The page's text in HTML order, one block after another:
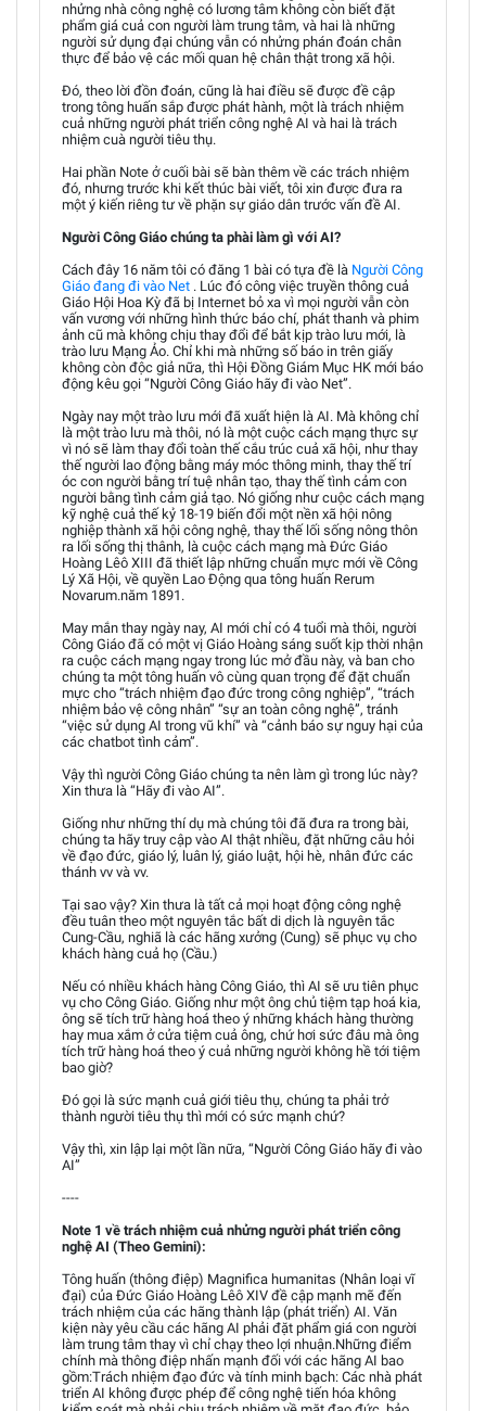
nhửng nhà công nghệ có lương tâm không còn biết đặt
phẩm giá cuả con người làm trung tâm, và hai là những
người sử dụng đại chúng vẫn có nhửng phán đoán chân
thực để bảo vệ các mối quan hệ chân thật trong xã hội.
Đó, theo lời đồn đoán, cũng là hai điều sẽ được đề cập
trong tông huấn sắp được phát hành, một là trách nhiệm
cuả những người phát triển công nghệ AI và hai là trách
nhiệm cuà người tiêu thụ.
Hai phần Note ở cuối bài sẽ bàn thêm về các trách nhiệm
đó, nhưng trước khi kết thúc bài viết, tôi xin được đưa ra
một ý kiến riêng tư về phặn sự giáo dân trước vấn đề AI.
Người Công Giáo chúng ta phài làm gì với AI?
Cách đây 16 năm tôi có đăng 1 bài có tựa đề là Người Công
Giáo đang đi vào Net . Lúc đó công việc truyền thông cuả
Giáo Hội Hoa Kỳ đã bị Internet bỏ xa vì mọi người vẫn còn
vấn vương với những hình thức báo chí, phát thanh và phim
ảnh cũ mà không chịu thay đổi để bắt kịp trào lưu mới, là
trào lưu Mạng Ảo. Chỉ khi mà những số báo in trên giấy
không còn độc giả nữa, thì Hội Đồng Giám Mục HK mới báo
động kêu gọi “Người Công Giáo hãy đi vào Net”.
Ngày nay một trào lưu mới đã xuất hiện là AI. Mà không chỉ
là một trào lưu mà thôi, nó là một cuộc cách mạng thực sự
vì nó sẽ làm thay đổi toàn thế cắu trúc cuả xã hội, như thay
thế người lao động bằng máy móc thông minh, thay thế trí
óc con người bằng trí tuệ nhân tạo, thay thế tình cảm con
người bằng tình cảm giả tạo. Nó giống như cuộc cách mạng
kỹ nghệ cuả thế kỷ 18-19 biến đổi một nền xã hội nông
nghiệp thành xã hội công nghệ, thay thế lối sống nông thôn
ra lối sống thị thânh, là cuộc cách mạng mà Đức Giáo
Hoàng Lêô XIII đã thiết lập những chuẩn mực mới về Công
Lý Xã Hội, về quyền Lao Động qua tông huấn Rerum
Novarum.năm 1891.
May mắn thay ngày nay, AI mới chỉ có 4 tuổi mà thôi, người
Công Giáo đã có một vị Giáo Hoàng sáng suốt kịp thời nhận
ra cuộc cách mạng ngay trong lúc mở đầu này, và ban cho
chúng ta một tông huấn vô cùng quan trọng để đặt chuẩn
mực cho “trách nhiệm đạo đức trong công nghiệp”, “trách
nhiệm bảo vệ công nhân” “sự an toàn công nghệ”, tránh
“việc sử dụng AI trong vũ khí” và “cảnh báo sự nguy hại của
các chatbot tình cảm”.
Vậy thì người Công Giáo chúng ta nên làm gì trong lúc này?
Xin thưa là “Hãy đi vào AI”.
Giống như những thí dụ mà chúng tôi đã đưa ra trong bài,
chúng ta hãy truy cập vào AI thật nhiều, đặt những câu hỏi
về đạo đức, giáo lý, luân lý, giáo luật, hội hè, nhân đức các
thánh vv và vv.
Tại sao vậy? Xin thưa là tất cả mọi hoạt động công nghệ
đều tuân theo một nguyên tắc bất di dịch là nguyên tắc
Cung-Cầu, nghiã là các hãng xưởng (Cung) sẽ phục vụ cho
khách hàng cuả họ (Cầu.)
Nếu có nhiều khách hàng Công Giáo, thì AI sẽ ưu tiên phục
vụ cho Công Giáo. Giống như một ông chủ tiệm tạp hoá kia,
ông sẽ tích trữ hàng hoá theo ý những khách hàng thường
hay mua xắm ở cửa tiệm cuả ông, chứ hơi sức đâu mà ông
tích trữ hàng hoá theo ý cuả những người không hề tới tiệm
bao giờ?
Đó gọi là sức mạnh cuả giới tiêu thụ, chúng ta phải trở
thành người tiêu thụ thì mới có sức mạnh chứ?
Vậy thì, xin lập lại một lần nữa, “Người Công Giáo hãy đi vào
AI”
----
Note 1 về trách nhiệm cuả nhửng người phát triển công
nghệ AI (Theo Gemini):
Tông huấn (thông điệp) Magnifica humanitas (Nhân loại vĩ
đại) của Đức Giáo Hoàng Lêô XIV đề cập mạnh mẽ đến
trách nhiệm của các hãng thành lập (phát triển) AI. Văn
kiện này yêu cầu các hãng AI phải đặt phẩm giá con người
làm trung tâm thay vì chỉ chạy theo lợi nhuận.Những điểm
chính mà thông điệp nhấn mạnh đối với các hãng AI bao
gồm:Trách nhiệm đạo đức và tính minh bạch: Các nhà phát
triển AI không được phép để công nghệ tiến hóa không